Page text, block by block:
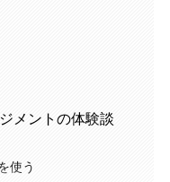
メントの体験談
使う